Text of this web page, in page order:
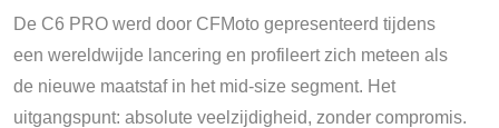
De C6 PRO werd door CFMoto gepresenteerd tijdens
een wereldwijde lancering en profileert zich meteen als
de nieuwe maatstaf in het mid-size segment. Het
uitgangspunt: absolute veelzijdigheid, zonder compromis.